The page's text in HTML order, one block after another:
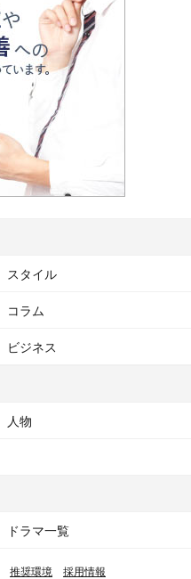
スタイル
コラム
ビジネス
人物
ドラマ一覧
推奨環境 採用情報